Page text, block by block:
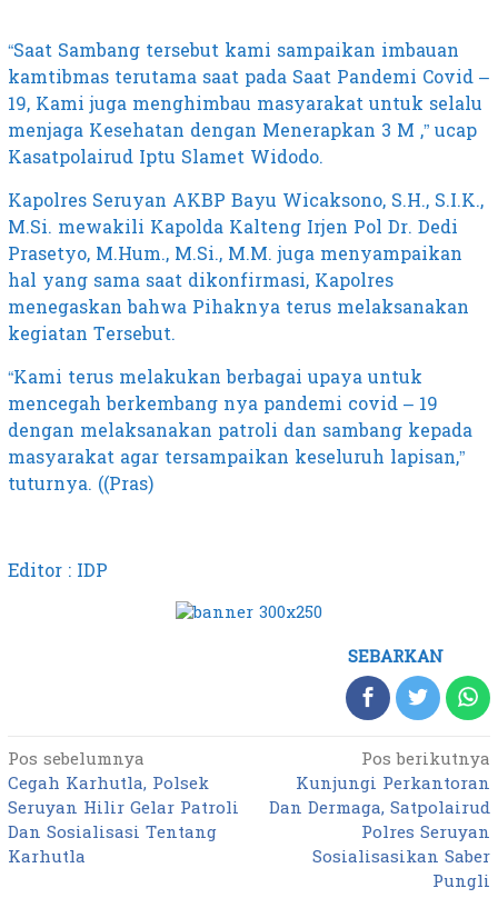
“Saat Sambang tersebut kami sampaikan imbauan
kamtibmas terutama saat pada Saat Pandemi Covid –
19, Kami juga menghimbau masyarakat untuk selalu
menjaga Kesehatan dengan Menerapkan 3 M ,” ucap
Kasatpolairud Iptu Slamet Widodo.
Kapolres Seruyan AKBP Bayu Wicaksono, S.H., S.I.K.,
M.Si. mewakili Kapolda Kalteng Irjen Pol Dr. Dedi
Prasetyo, M.Hum., M.Si., M.M. juga menyampaikan
hal yang sama saat dikonfirmasi, Kapolres
menegaskan bahwa Pihaknya terus melaksanakan
kegiatan Tersebut.
“Kami terus melakukan berbagai upaya untuk
mencegah berkembang nya pandemi covid – 19
dengan melaksanakan patroli dan sambang kepada
masyarakat agar tersampaikan keseluruh lapisan,”
tuturnya. ((Pras)
Editor : IDP
SEBARKAN
Navigasi
pos
Pos sebelumnya
Cegah Karhutla, Polsek
Seruyan Hilir Gelar Patroli
Dan Sosialisasi Tentang
Karhutla
Pos berikutnya
Kunjungi Perkantoran
Dan Dermaga, Satpolairud
Polres Seruyan
Sosialisasikan Saber
Pungli